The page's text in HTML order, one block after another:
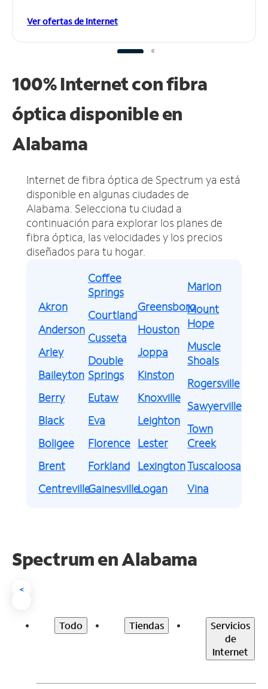
Ver ofertas de Internet
100% Internet con fibra
óptica disponible en
Alabama
Internet de fibra óptica de Spectrum ya está
disponible en algunas ciudades de
Alabama. Selecciona tu ciudad a
continuación para explorar los planes de
fibra óptica, las velocidades y los precios
diseñados para tu hogar.
Akron
Anderson
Arley
Baileyton
Berry
Black
Boligee
Brent
Centreville
Coffee
Springs
Courtland
Cusseta
Double
Springs
Eutaw
Eva
Florence
Forkland
Gainesville
Greensboro
Houston
Joppa
Kinston
Knoxville
Leighton
Lester
Lexington
Logan
Marion
Mount
Hope
Muscle
Shoals
Rogersville
Sawyerville
Town
Creek
Tuscaloosa
Vina
Spectrum enAlabama
<
Todo Tiendas
Servicios
de
Internet